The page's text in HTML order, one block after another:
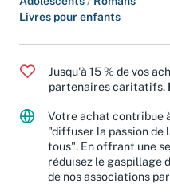
Adolescents /Romans
Jusqu'à 15 % de vos
partenaires caritatifs.
Votre achat contribue
"diffuser la passion de
tous". En offrant une
réduisez le gaspillage
de nos associations